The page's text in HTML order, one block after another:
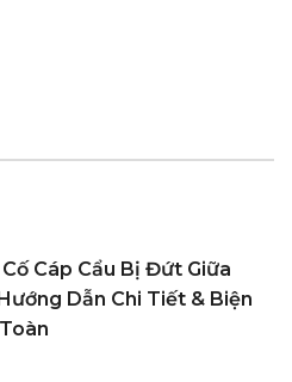
Cáp Cẩu Bị Đứt Giữa
Dẫn Chi Tiết & Biện